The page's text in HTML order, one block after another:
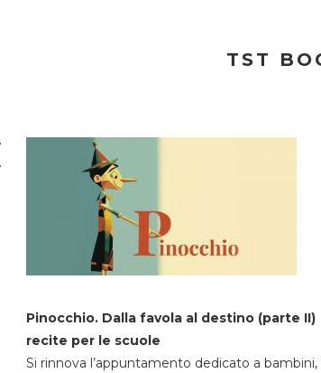
TST
Pinocchio. Dalla favola al destino (parte II)
recite per le scuole
Si rinnova l’appuntamento dedicato a